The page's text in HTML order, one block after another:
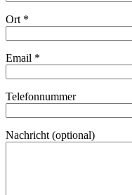
Ort *
Email *
Telefonnummer
Nachricht (optional)